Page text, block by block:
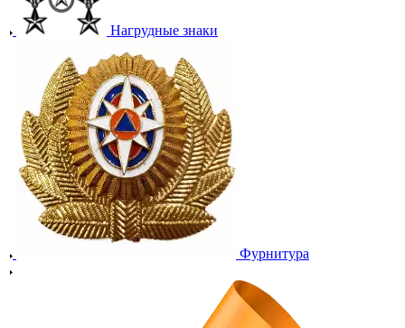
Нагрудные знаки
Фурнитура